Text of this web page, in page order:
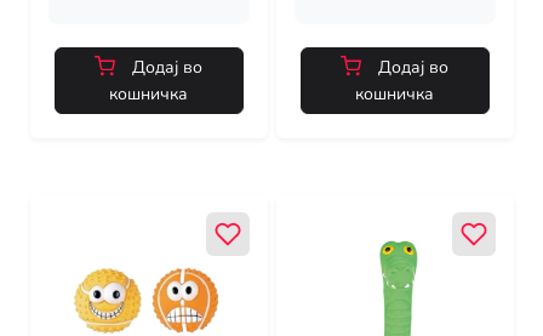
Додај во
кошничка
Додај во
кошничка